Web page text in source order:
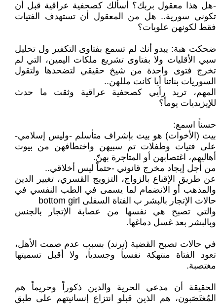
-هل هذا معقول بربك؟ أسألك كصحفية عراقية قبل أن
تكوني سورية.. هل من المعقول أن تستهدف الفتيات
فقط لكونهن علويات؟
ضحكت هبة: يبدو أنك لم تسمع بفتاوى التكفير ول تحليل
سبي الأقليات ولا بفتاوى تشريع ملكات اليمين، التي لم
تخرج فتوى واحدة من شيخ حقيقي لتضحدها ولتقول
السوريات بناتنا أيا كانت مللهن..
المهم، تريد رأيي كصحفية عراقية وثقت ما حدث
للإيزيديات يوماً؟
حسناً اسمع:
بيت (الأخوات) هو بيت بإشراف متأسلم -وليس إسلامي-
على فتيات وطفلات تم سبيهن واختطافهن من بيوت
أهاليهم، اغتصابهن أو المتاجرة بهنّ.
من أجل إيجاد مخرج قانوني -حتماً ليس أخلاقي..
عن طريق الإقناع بالزواج، التزويج القسري، تغيير الدين
والمذهب أو الانضمام لما يسمى في الطب النفسي في
حالات الإتجار بالبشر ب الفتاة السفلى bottom girl
والتي تصبح هي نفسها من عصابة الإتجار بالجنس
وبالبشر بعد غسل دماغها.
في حالات تصبح القضية (ترند) بسبب عدم صمت الأهل،
تعود الفتاة منتهكة نفسياً وجسدياً، ولا أقبل تسميتها
مغتصبة.
الحقيقة أن مدعي الحرية والدين ذكوراً وحريماً هم
المُغتَصَبون، هم الذين قبلو انتزاع إنسانيتهم على طبق